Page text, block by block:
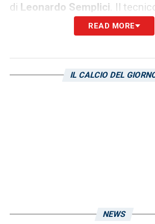
di Leonardo Semplici . Il
parlerà presso la sala stampa
Mugnainiprima della
READ MORE
IL CALCIO DEL
NEWS